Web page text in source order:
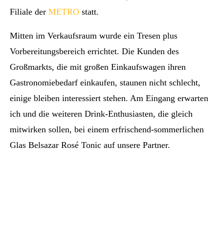
Filiale der METRO statt.
Mitten im Verkaufsraum wurde ein Tresen plus
Vorbereitungsbereich errichtet. Die Kunden des
Großmarkts, die mit großen Einkaufswagen ihren
Gastronomiebedarf einkaufen, staunen nicht schlecht,
einige bleiben interessiert stehen. Am Eingang erwarten
ich und die weiteren Drink-Enthusiasten, die gleich
mitwirken sollen, bei einem erfrischend-sommerlichen
Glas Belsazar Rosé Tonic auf unsere Partner.